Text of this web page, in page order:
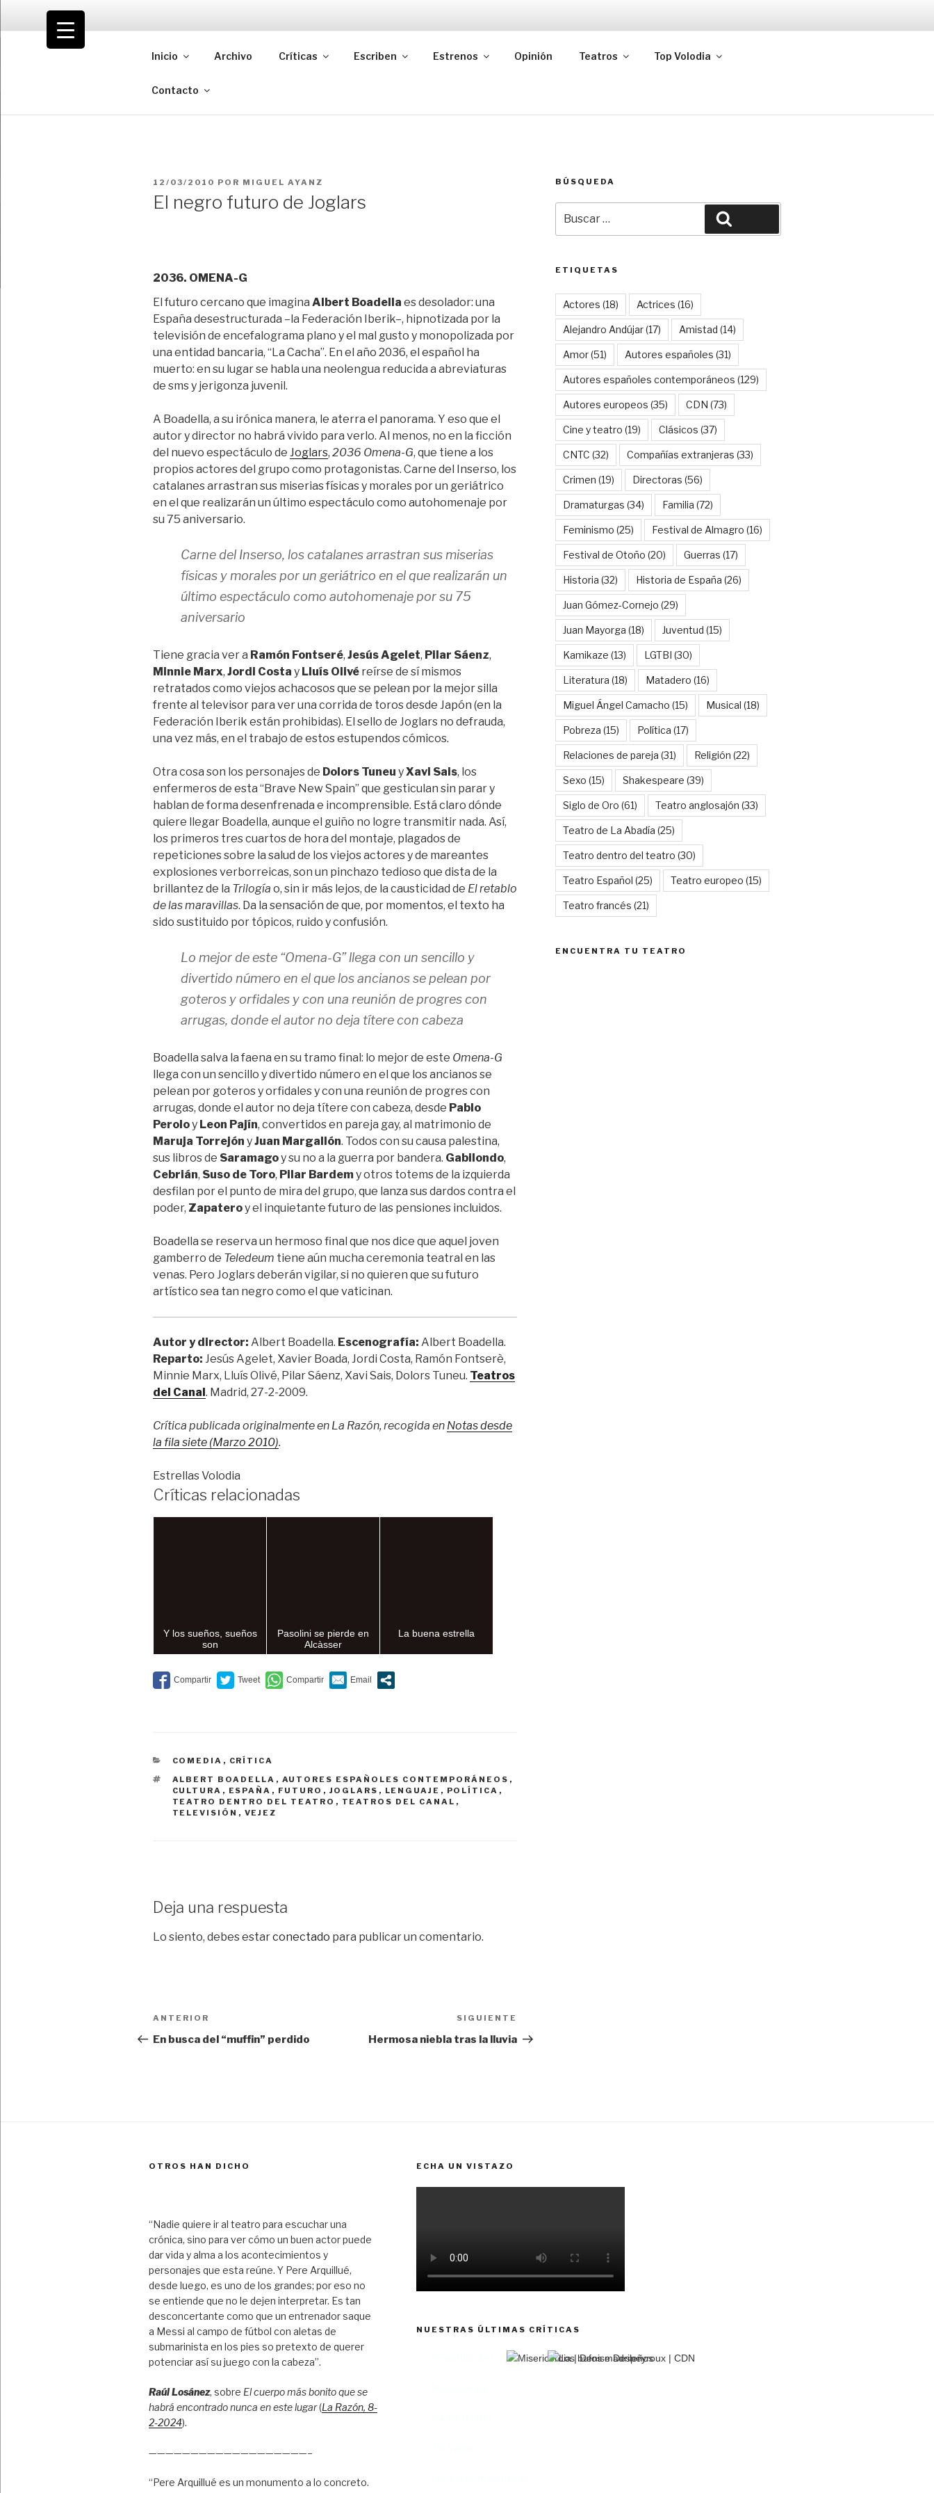
contenido
VOLODIA
Inicio Archivo Críticas Escriben Estrenos Opinión Teatros Top Volodia
Contacto
PUBLICADO
12/03/2010 POR MIGUEL AYANZ
El negro futuro de Joglars
2036. OMENA-G
El futuro cercano que imagina Albert Boadella es desolador: una
España desestructurada –la Federación Iberik–, hipnotizada por la
televisión de encefalograma plano y el mal gusto y monopolizada por
una entidad bancaria, “La Cacha”. En el año 2036, el español ha
muerto: en su lugar se habla una neolengua reducida a abreviaturas
de sms y jerigonza juvenil.
A Boadella, a su irónica manera, le aterra el panorama. Y eso que el
autor y director no habrá vivido para verlo. Al menos, no en la ficción
del nuevo espectáculo de Joglars, 2036 Omena-G, que tiene a los
propios actores del grupo como protagonistas. Carne del Inserso, los
catalanes arrastran sus miserias físicas y morales por un geriátrico
en el que realizarán un último espectáculo como autohomenaje por
su 75 aniversario.
Carne del Inserso, los catalanes arrastran sus miserias
físicas y morales por un geriátrico en el que realizarán un
último espectáculo como autohomenaje por su 75
aniversario
Tiene gracia ver a Ramón Fontseré, Jesús Agelet, Pilar Sáenz,
Minnie Marx, Jordi Costa y Lluís Olivé reírse de sí mismos
retratados como viejos achacosos que se pelean por la mejor silla
frente al televisor para ver una corrida de toros desde Japón (en la
Federación Iberik están prohibidas). El sello de Joglars no defrauda,
una vez más, en el trabajo de estos estupendos cómicos.
Otra cosa son los personajes de Dolors Tuneu yXavi Sais, los
enfermeros de esta “Brave New Spain” que gesticulan sin parar y
hablan de forma desenfrenada e incomprensible. Está claro dónde
quiere llegar Boadella, aunque el guiño no logre transmitir nada. Así,
los primeros tres cuartos de hora del montaje, plagados de
repeticiones sobre la salud de los viejos actores y de mareantes
explosiones verborreicas, son un pinchazo tedioso que dista de la
brillantez de la Trilogía o, sin ir más lejos, de la causticidad de El retablo
de las maravillas. Da la sensación de que, por momentos, el texto ha
sido sustituido por tópicos, ruido y confusión.
Lo mejor de este “Omena-G”llega con un sencillo y
divertido número en el que los ancianos se pelean por
goteros y orfidales y con una reunión de progres con
arrugas, donde el autor no deja títere con cabeza
Boadella salva la faena en su tramo final: lo mejor de este Omena-G
llega con un sencillo y divertido número en el que los ancianos se
pelean por goteros y orfidales y con una reunión de progres con
arrugas, donde el autor no deja títere con cabeza, desde Pablo
Peroloy Leon Pajín, convertidos en pareja gay, al matrimonio de
Maruja Torrejón yJuan Margallón. Todos con su causa palestina,
sus libros de Saramagoy su no a la guerra por bandera. Gabilondo,
Cebrián, Suso de Toro, Pilar Bardemy otros totems de la izquierda
desfilan por el punto de mira del grupo, que lanza sus dardos contra el
poder, Zapateroy el inquietante futuro de las pensiones incluidos.
Boadella se reserva un hermoso final que nos dice que aquel joven
gamberro de Teledeum tiene aún mucha ceremonia teatral en las
venas. Pero Joglars deberán vigilar, si no quieren que su futuro
artístico sea tan negro como el que vaticinan.
Autor y director: Albert Boadella. Escenografía: Albert Boadella.
Reparto: Jesús Agelet, Xavier Boada, Jordi Costa, Ramón Fontserè,
Minnie Marx, Lluís Olivé, Pilar Sáenz, Xavi Sais, Dolors Tuneu. Teatros
del Canal . Madrid, 27-2-2009.
Crítica publicada originalmente en La Razón, recogida en Notas desde
la fila siete (Marzo 2010).
Estrellas Volodia
Críticas relacionadas
Y los sueños, sueños
son
Pasolini se pierde en
Alcàsser
La buena estrella
CATEGORÍAS
COMEDIA , CRÍTICA
ETIQUETAS
ALBERT BOADELLA , AUTORES ESPAÑOLES CONTEMPORÁNEOS ,
CULTURA , ESPAÑA , FUTURO , JOGLARS , LENGUAJE , POLÍTICA ,
TEATRO DENTRO DEL TEATRO , TEATROS DEL CANAL ,
TELEVISIÓN , VEJEZ
Deja una respuesta
Lo siento, debes estarconectado para publicar un comentario.
Navegación
de
Entrada
anterior:
ANTERIOR
En busca del “muffin” perdido
entrada
SIGUIENTE
Hermosa niebla tras la lluvia
BÚSQUEDA
por:
ETIQUETAS
Actores (18) Actrices (16)
Alejandro Andújar(17) Amistad (14)
Amor(51) Autores españoles (31)
Autores españoles contemporáneos (129)
Autores europeos (35) CDN (73)
Cine y teatro (19) Clásicos (37)
CNTC (32) Compañías extranjeras (33)
Crimen (19) Directoras (56)
Dramaturgas (34) Familia (72)
Feminismo (25) Festival de Almagro (16)
Festival de Otoño (20) Guerras (17)
Historia (32) Historia de España (26)
Juan Gómez-Cornejo (29)
Juan Mayorga (18) Juventud (15)
Kamikaze (13) LGTBI (30)
Literatura (18) Matadero (16)
Miguel Ángel Camacho (15) Musical (18)
Pobreza (15) Política (17)
Relaciones de pareja (31) Religión (22)
Sexo (15) Shakespeare (39)
Siglo de Oro (61) Teatro anglosajón (33)
Teatro de La Abadía (25)
Teatro dentro del teatro (30)
Teatro Español (25) Teatro europeo (15)
Teatro francés (21)
ENCUENTRA TU TEATRO
OTROS HAN DICHO
“Nadie quiere ir al teatro para escuchar una
crónica, sino para ver cómo un buen actor puede
dar vida y alma a los acontecimientos y
personajes que esta reúne. Y Pere Arquillué,
desde luego, es uno de los grandes; por eso no
se entiende que no le dejen interpretar. Es tan
desconcertante como que un entrenador saque
a Messi al campo de fútbol con aletas de
submarinista en los pies so pretexto de querer
potenciar así su juego con la cabeza”.
Raúl Losánez, sobre El cuerpo más bonito que se
habrá encontrado nunca en este lugar(La Razón, 8-
2-2024).
———————————————————–
“Pere Arquillué es un monumento a lo concreto.
ECHA UN VISTAZO
NUESTRAS ÚLTIMAS CRÍTICAS
El castillo de Lindabridis